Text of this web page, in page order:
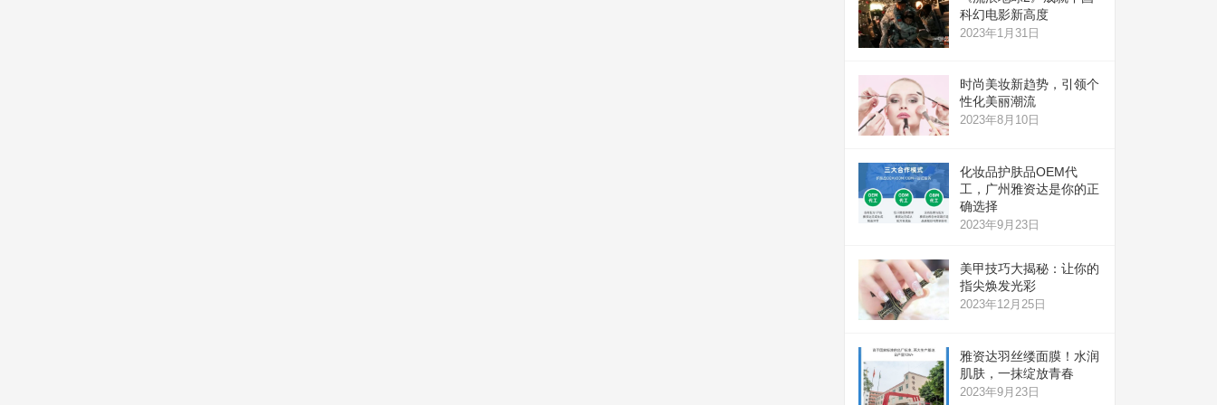
科幻电影新高度
2023年1月31日
时尚美妆新趋势，引领个
性化美丽潮流
2023年8月10日
化妆品护肤品OEM代
工，广州雅资达是你的正
确选择
2023年9月23日
美甲技巧大揭秘：让你的
指尖焕发光彩
2023年12月25日
雅资达羽丝缕面膜！水润
肌肤，一抹绽放青春
2023年9月23日